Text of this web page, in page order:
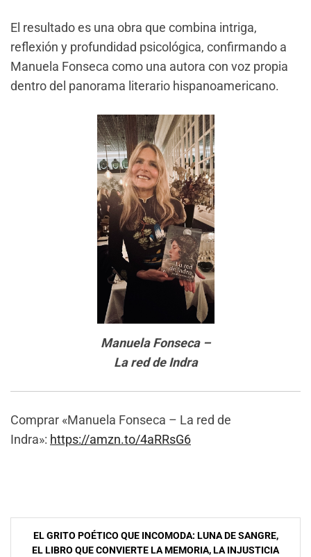
El resultado es una obra que combina intriga,
reflexión y profundidad psicológica, confirmando a
Manuela Fonseca como una autora con voz propia
dentro del panorama literario hispanoamericano.
Manuela Fonseca –
La red de Indra
Comprar «Manuela Fonseca – La red de
Indra»: https://amzn.to/4aRRsG6
Navegación
EL GRITO POÉTICO QUE INCOMODA: LUNA DE SANGRE,
EL LIBRO QUE CONVIERTE LA MEMORIA, LA INJUSTICIA